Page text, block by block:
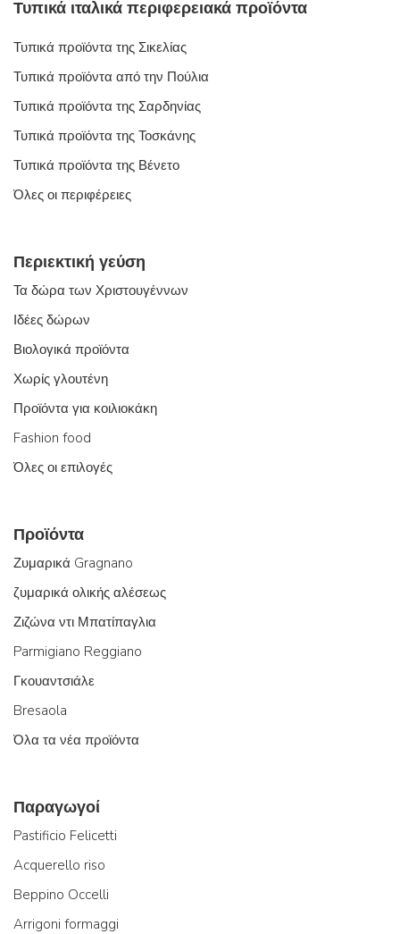
Τυπικά ιταλικά περιφερειακά προϊόντα
Τυπικά προϊόντα της Σικελίας
Τυπικά προϊόντα από την Πούλια
Τυπικά προϊόντα της Σαρδηνίας
Τυπικά προϊόντα της Τοσκάνης
Τυπικά προϊόντα της Βένετο
Όλες οι περιφέρειες
Περιεκτική γεύση
Τα δώρα των Χριστουγέννων
Ιδέες δώρων
Βιολογικά προϊόντα
Χωρίς γλουτένη
Προϊόντα για κοιλιοκάκη
Fashion food
Όλες οι επιλογές
Προϊόντα
Ζυμαρικά Gragnano
ζυμαρικά ολικής αλέσεως
Ζιζώνα ντι Μπατίπαγλια
Parmigiano Reggiano
Γκουαντσιάλε
Bresaola
Όλα τα νέα προϊόντα
Παραγωγοί
Pastificio Felicetti
Acquerello riso
Beppino Occelli
Arrigoni formaggi